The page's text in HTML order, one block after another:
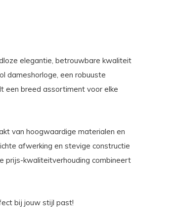
elegantie, betrouwbare kwaliteit
dameshorloge, een robuuste
een breed assortiment voor elke
van hoogwaardige materialen en
afwerking en stevige constructie
prijs-kwaliteitverhouding combineert
bij jouw stijl past!